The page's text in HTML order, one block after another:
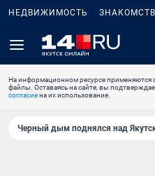
НЕДВИЖИМОСТЬ
На информационном ресурсе применяются
файлы. Оставаясь на сайте, вы
согласиена их использование.
Черный дым поднялся над